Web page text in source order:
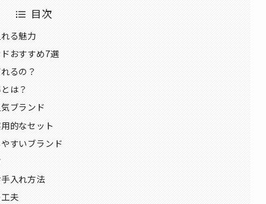
目次
る魅力
おすすめ7選
るの？
は？
ブランド
的なセット
すいブランド
入れ方法
夫